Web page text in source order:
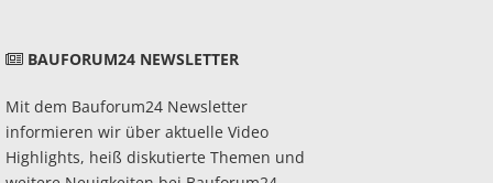
BAUFORUM24 NEWSLETTER
Mit dem Bauforum24 Newsletter
informieren wir über aktuelle Video
Highlights, heiß diskutierte Themen und